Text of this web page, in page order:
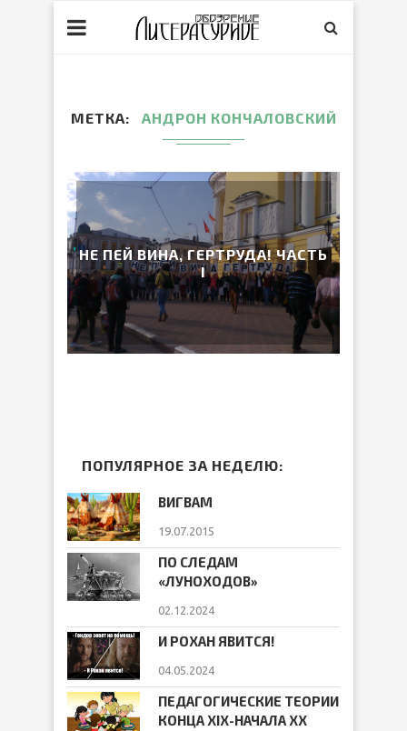
МЕТКА АНДРОН КОНЧАЛОВСКИЙ
НЕ ПЕЙ ВИНА, ГЕРТРУДА! ЧАСТЬ
I
ПОПУЛЯРНОЕ ЗА НЕДЕЛЮ:
ВИГВАМ
19.07.2015
ПО СЛЕДАМ
«ЛУНОХОДОВ»
02.12.2024
И РОХАН ЯВИТСЯ!
04.05.2024
ПЕДАГОГИЧЕСКИЕ ТЕОРИИ
КОНЦА ХIХ-НАЧАЛА ХХ